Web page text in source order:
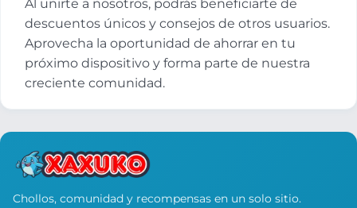
Al unirte a nosotros, podrás beneficiarte de
descuentos únicos y consejos de otros usuarios.
Aprovecha la oportunidad de ahorrar en tu
próximo dispositivo y forma parte de nuestra
creciente comunidad.
Chollos, comunidad y recompensas en un solo sitio.